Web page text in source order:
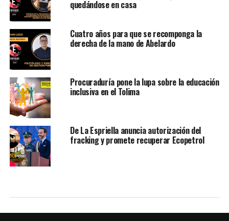
quedándose en casa
Cuatro años para que se recomponga la
derecha de la mano de Abelardo
Procuraduría pone la lupa sobre la educación
inclusiva en el Tolima
De La Espriella anuncia autorización del
fracking y promete recuperar Ecopetrol